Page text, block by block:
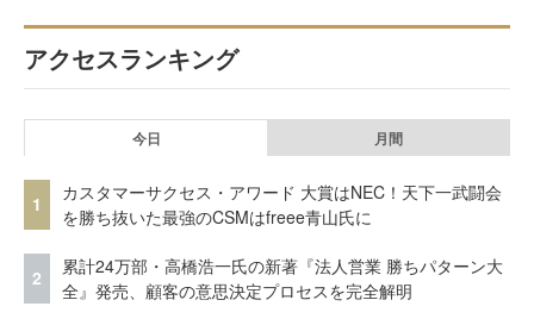
アクセスランキング
今日 月間
1
カスタマーサクセス・アワード 大賞はNEC！天下一武闘会
を勝ち抜いた最強のCSMはfreee青山氏に
2
累計24万部・高橋浩一氏の新著『法人営業 勝ちパターン大
全』発売、顧客の意思決定プロセスを完全解明